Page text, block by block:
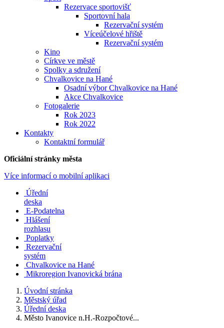
Rezervace sportovišť
Sportovní hala
Rezervační systém
Víceúčelové hřiště
Rezervační systém
Kino
Církve ve městě
Spolky a sdružení
Chvalkovice na Hané
Osadní výbor Chvalkovice na Hané
Akce Chvalkovice
Fotogalerie
Rok 2023
Rok 2022
Kontakty
Kontaktní formulář
Oficiální stránky města
Více informací o mobilní aplikaci
Úřední
deska
E-Podatelna
Hlášení
rozhlasu
Poplatky
Rezervační
systém
Chvalkovice na Hané
Mikroregion Ivanovická brána
Úvodní stránka
Městský úřad
Úřední deska
Město Ivanovice n.H.-Rozpočtové...